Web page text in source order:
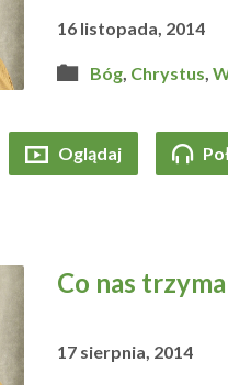
16 listopada, 2014
Bóg, Chrystus,
Oglądaj
Co nas
17 sierpnia, 2014